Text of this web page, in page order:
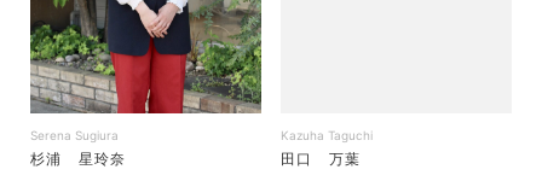
Serena Sugiura
杉浦 星玲奈
Kazuha Taguchi
田口 万葉